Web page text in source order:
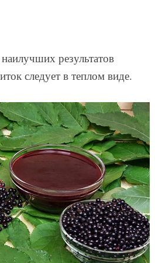
результатов
следует в теплом виде.